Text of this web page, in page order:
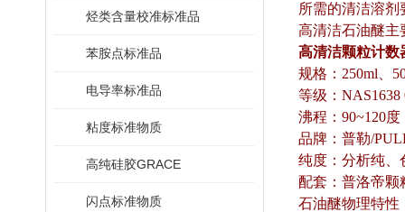
烃类含量校准标准品
苯胺点标准品
电导率标准品
粘度标准物质
高纯硅胶GRACE
闪点标准物质
所需的清洁溶剂
高清洁石油醚主
高清洁颗粒计数
规格：250ml、
等级：NAS1638
沸程：90~120度
品牌：普勒/
纯度 ：分析纯
配套：普洛帝颗
石油醚物理特性